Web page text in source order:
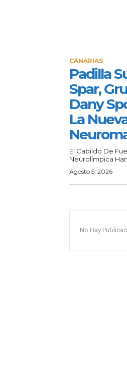
CANARIAS
Padilla
Spar,
Dany
La
El Cabildo De
Neurolímpica
Agosto 5, 2026
No Hay